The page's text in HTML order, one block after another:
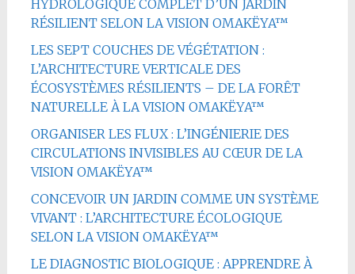
HYDROLOGIQUE COMPLET D’UN JARDIN
RÉSILIENT SELON LA VISION OMAKËYA™
LES SEPT COUCHES DE VÉGÉTATION :
L’ARCHITECTURE VERTICALE DES
ÉCOSYSTÈMES RÉSILIENTS – DE LA FORÊT
NATURELLE À LA VISION OMAKËYA™
ORGANISER LES FLUX : L’INGÉNIERIE DES
CIRCULATIONS INVISIBLES AU CŒUR DE LA
VISION OMAKËYA™
CONCEVOIR UN JARDIN COMME UN SYSTÈME
VIVANT : L’ARCHITECTURE ÉCOLOGIQUE
SELON LA VISION OMAKËYA™
LE DIAGNOSTIC BIOLOGIQUE : APPRENDRE À